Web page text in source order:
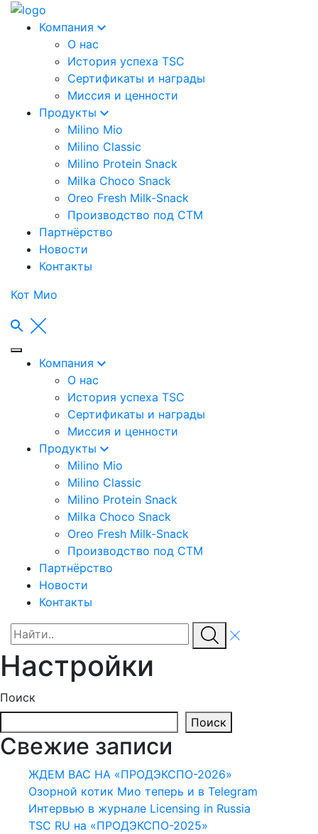
Компания
О нас
История успеха TSC
Сертификаты и награды
Миссия и ценности
Продукты
Milino Mio
Milino Classic
Milino Protein Snack
Milka Choco Snack
Oreo Fresh Milk-Snack
Производство под СТМ
Партнёрство
Новости
Контакты
Кот Мио
Компания
О нас
История успеха TSC
Сертификаты и награды
Миссия и ценности
Продукты
Milino Mio
Milino Classic
Milino Protein Snack
Milka Choco Snack
Oreo Fresh Milk-Snack
Производство под СТМ
Партнёрство
Новости
Контакты
Настройки
Поиск
Поиск
Свежие записи
ЖДЕМ ВАС НА «ПРОДЭКСПО-2026»
Озорной котик Мио теперь и в Telegram
Интервью в журнале Licensing in Russia
TSC RU на «ПРОДЭКСПО-2025»